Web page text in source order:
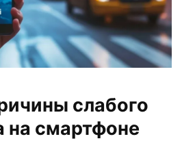
слабого
на смартфоне